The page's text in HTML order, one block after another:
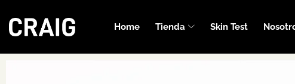
Home Tienda Skin Test